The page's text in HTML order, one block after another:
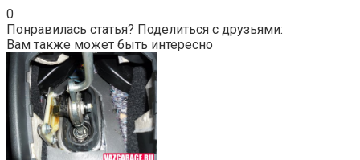
0
Понравилась статья? Поделиться с друзьями:
Вам также может быть интересно